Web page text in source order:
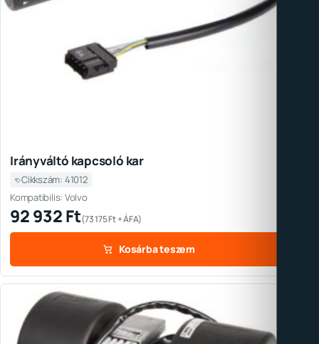
Irányváltó kapcsoló kar
Cikkszám: 41012
Kompatibilis: Volvo
92 932Ft(73 175Ft+ ÁFA)
Kosárba teszem